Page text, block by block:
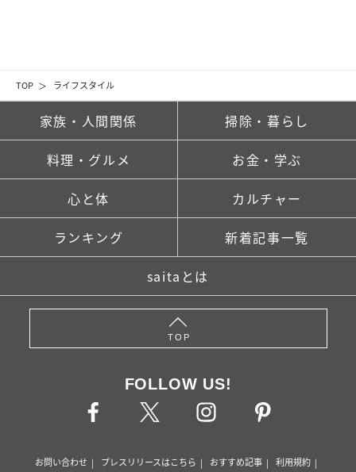
TOP ライフスタイル
家族・人間関係 掃除・暮らし
料理・グルメ お金・学ぶ
心と体 カルチャー
ランキング 新着記事一覧
saitaとは
TOP
FOLLOW US!
お問い合わせ プレスリリースはこちら おすすめ記事 利用規約